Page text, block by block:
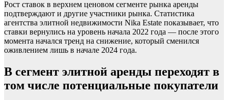
Рост ставок в верхнем ценовом сегменте рынка аренды
подтверждают и другие участники рынка. Статистика
агентства элитной недвижимости Nika Estate показывает, что
ставки вернулись на уровень начала 2022 года — после этого
момента начался тренд на снижение, который сменился
оживлением лишь в начале 2024 года.
В сегмент элитной аренды переходят в
том числе потенциальные покупатели